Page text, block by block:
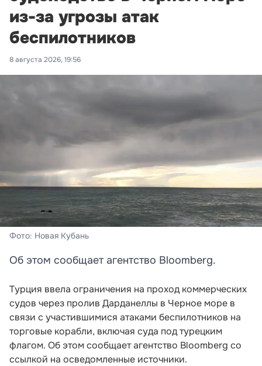
из-за угрозы атак
беспилотников
8 августа 2026, 19:56
Фото: Новая Кубань
Об этом сообщает агентство Bloomberg.
Турция ввела ограничения на проход коммерческих
судов через пролив Дарданеллы в Черное море в
связи с участившимися атаками беспилотников на
торговые корабли, включая суда под турецким
флагом. Об этом сообщает агентство Bloomberg со
ссылкой на осведомленные источники.